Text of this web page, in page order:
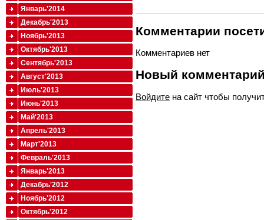
Комментарии
Комментариев нет
Новый
Войдите на сайт чтобы
Январь'2014
Декабрь'2013
Ноябрь'2013
Октябрь'2013
Сентябрь'2013
Август'2013
Июль'2013
Июнь'2013
Май'2013
Апрель'2013
Март'2013
Февраль'2013
Январь'2013
Декабрь'2012
Ноябрь'2012
Октябрь'2012